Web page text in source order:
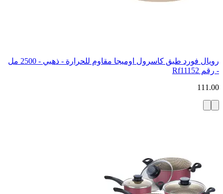
رويال فورد طبق كاسرول اوميجا مقاوم للحرارة - ذهبي - 2500 مل
- رقم Rf11152
111.00